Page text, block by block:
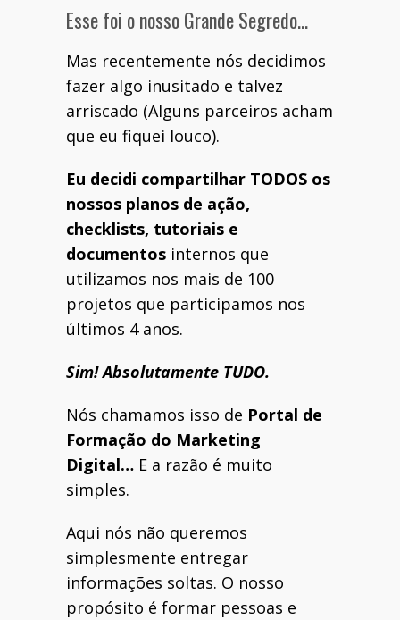
Esse foi o nosso Grande Segredo…
Mas recentemente nós decidimos
fazer algo inusitado e talvez
arriscado (Alguns parceiros acham
que eu fiquei louco).
Eu decidi compartilhar TODOS os
nossos planos de ação,
checklists, tutoriais e
documentos internos que
utilizamos nos mais de 100
projetos que participamos nos
últimos 4 anos.
Sim! Absolutamente TUDO.
Nós chamamos isso de Portal de
Formação do Marketing
Digital… E a razão é muito
simples.
Aqui nós não queremos
simplesmente entregar
informações soltas. O nosso
propósito é formar pessoas e